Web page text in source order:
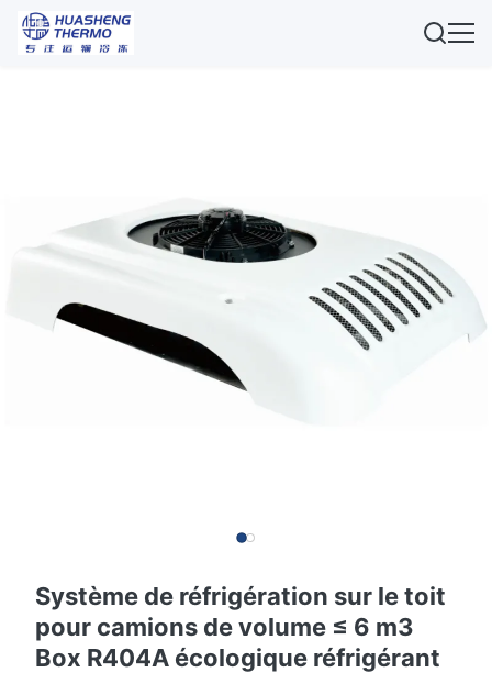
Système de réfrigération sur le toit
pour camions de volume ≤ 6 m3
Box R404A écologique réfrigérant